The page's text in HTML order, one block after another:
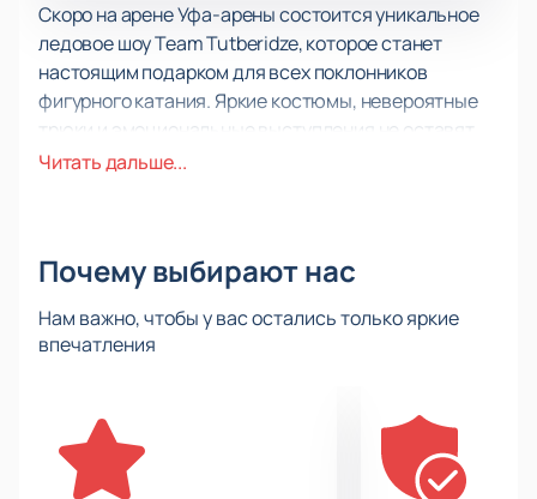
Скоро на арене Уфа-арены состоится уникальное
ледовое шоу Team Tutberidze, которое станет
настоящим подарком для всех поклонников
фигурного катания. Яркие костюмы, невероятные
трюки и эмоциональные выступления не оставят
никого равнодушным.
наслаждаться зрелищем и быть частью большого
Lедовое шоу Team Tutberidze – это не только
красивое представление, но и возможность
которые готовы преодолеть любые трудности ради
своей цели. Не пропустите этот незабываемый
опыт, который запомнится вам на долгое время!
Читать дальше...
Почему выбирают нас
Нам важно, чтобы у вас остались только яркие
впечатления